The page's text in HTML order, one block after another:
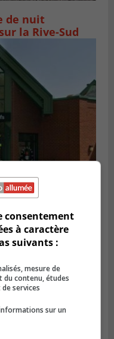
de nuit
la Rive-Sud
un appui
sa mission
consentement
à caractère
suivants :
mesure de
du contenu, études
services
sur un